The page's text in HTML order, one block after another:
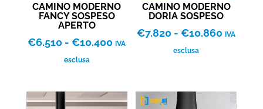
CAMINO MODERNO
FANCY SOSPESO
APERTO
€6.510 - €10.400Fascia
€6.510
IVA
esclusa
CAMINO MODERNO
DORIA SOSPESO
€7.820 - €10.860Fascia
€7.820
IVA
esclusa